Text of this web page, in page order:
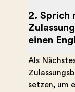
2. Sprich
einen
Als
setzen, um